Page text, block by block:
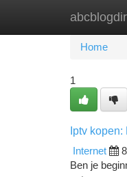
Home
Home
1
Iptv
Internet
Ben je